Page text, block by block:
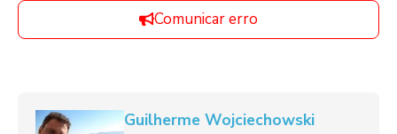
Comunicar erro
Guilherme Wojciechowski